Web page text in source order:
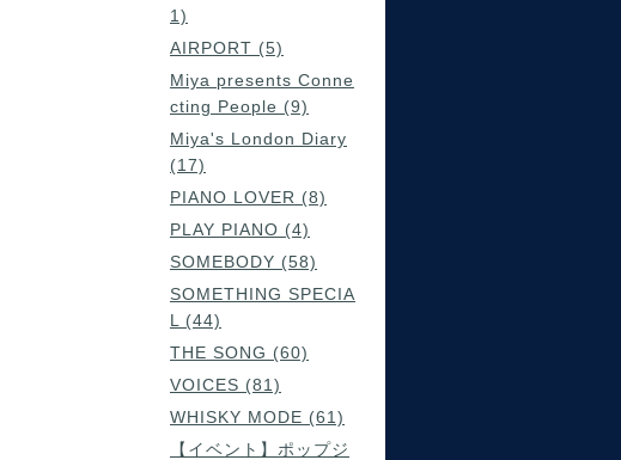
1)
AIRPORT (5)
Miya presents Conne
cting People (9)
Miya's London Diary
(17)
PIANO LOVER (8)
PLAY PIANO (4)
SOMEBODY (58)
SOMETHING SPECIA
L (44)
THE SONG (60)
VOICES (81)
WHISKY MODE (61)
【イベント】ポップジ